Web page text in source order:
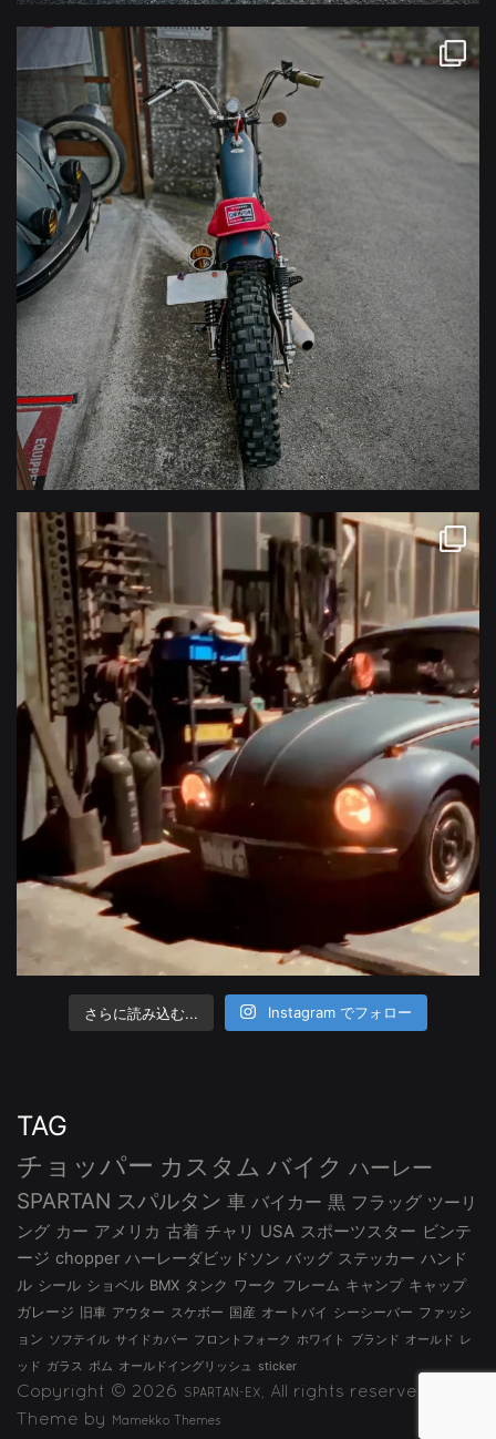
さらに読み込む... Instagram でフォロー
TAG
チョッパー カスタム バイク ハーレー
SPARTAN スパルタン 車 バイカー 黒 フラッグ ツーリ
ング カー アメリカ 古着 チャリ USA スポーツスター ビンテ
ージ chopper ハーレーダビッドソン バッグ ステッカー ハンド
ル シール ショベル BMX タンク ワーク フレーム キャンプ キャップ
ガレージ 旧車 アウター スケボー 国産 オートバイ シーシーバー ファッシ
ョン ソフテイル サイドカバー フロントフォーク ホワイト ブランド オールド レ
ッド ガラス ボム オールドイングリッシュ sticker
Copyright © 2026 SPARTAN-EX
, All rights reserved.
Theme by
Mamekko Themes